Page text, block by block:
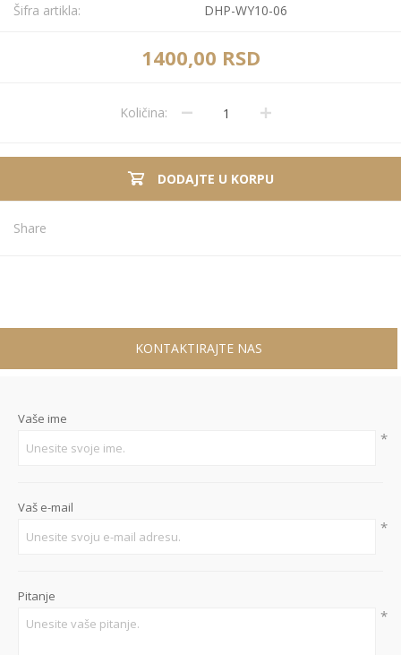
Šifra artikla: DHP-WY10-06
1400,00 RSD
Količina:
DODAJTE U KORPU
Share
KONTAKTIRAJTE NAS
Vaše ime
*
Vaš e-mail
*
Pitanje
*